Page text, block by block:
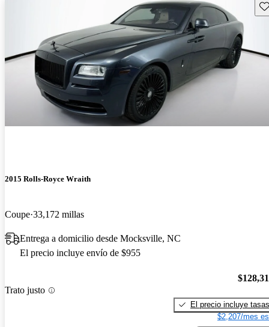
2015 Rolls-Royce Wraith
Coupe 33,172 millas
Entrega a domicilio desde Mocksville, NC
El precio incluye envío de $955
Trato justo
El precio incluye tasas
$2,207/mes